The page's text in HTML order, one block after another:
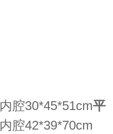
内腔30*45*51cm平
内腔42*39*70cm